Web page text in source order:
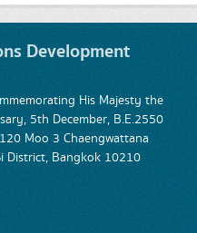
Development
His Majesty the
5th December, B.E.2550
Moo 3 Chaengwattana
District, Bangkok 10210